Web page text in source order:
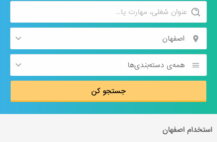
اصفهان
همه‌ی دسته‌بندی‌ها
جستجو کن
استخدام اصفهان